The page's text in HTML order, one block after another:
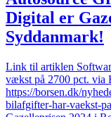
Digital er
Syddanmark!
Link til artiklen
vækst på 2700 pct. via
https://borsen.dk/
bilafgifter-har-vaekst-